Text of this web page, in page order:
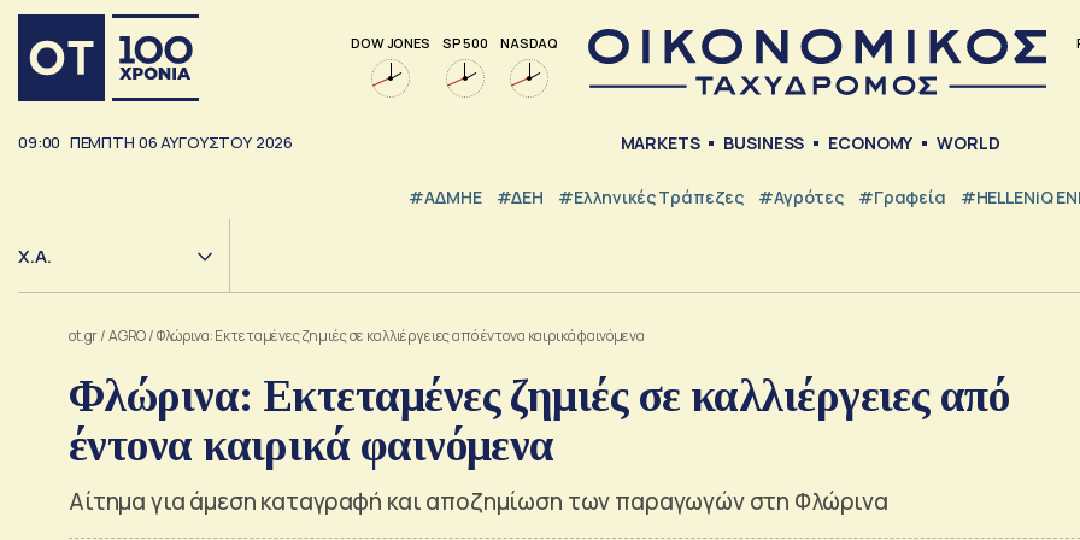
DOW JONES SP 500 NASDAQ
09:00 ΠΕΜΠΤΗ 06ΑΥΓΟΥΣΤΟΥ 2026 MARKETS BUSINESS ECONOMY WORLD
#ΑΔΜΗΕ #ΔΕΗ #ελληνικές Τράπεζες #Αγρότες #Γραφεία #HELLENiQ
Χ.Α.
ot.gr/AGRO/Φλώρινα: Εκτεταμένες ζημιές σε καλλιέργειες από έντονα καιρικά φαινόμενα
Φλώρινα: Εκτεταμένες ζημιές σε καλλιέργειες από
έντονα καιρικά φαινόμενα
Αίτημα για άμεση καταγραφή και αποζημίωση των παραγωγών στη Φλώρινα